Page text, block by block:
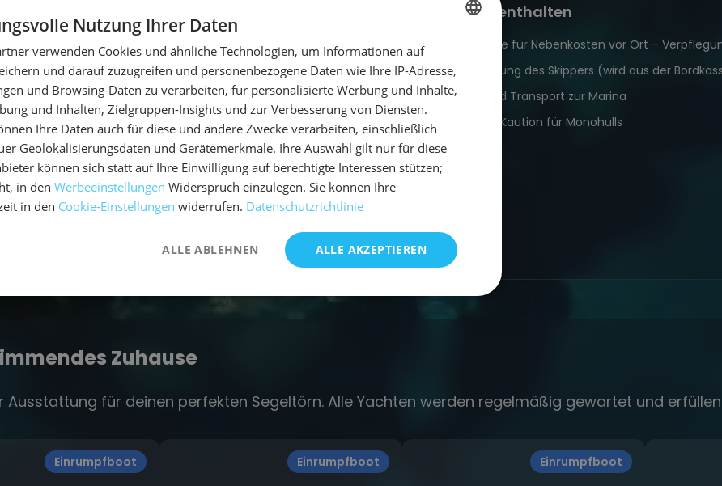
Nicht enthalten
Bordkasse für Nebenkosten vor Ort –
Verpflegung des Skippers (wird aus der
Flüge und Transport zur Marina
100 Euro Kaution für Monohulls
Zuhause
für deinen perfekten Segeltörn. Alle Yachten werden regelmäßig gewartet und
Einrumpfboot Einrumpfboot Einrumpfboot
GERMAN
Nutzung Ihrer Daten
verwenden Cookies und ähnliche Technologien, um Informationen auf
und darauf zuzugreifen und personenbezogene Daten wie Ihre IP-Adresse,
und Browsing-Daten zu verarbeiten, für personalisierte Werbung und Inhalte,
und Inhalten, Zielgruppen-Insights und zur Verbesserung von Diensten.
Ihre Daten auch für diese und andere Zwecke verarbeiten, einschließlich
Geolokalisierungsdaten und Gerätemerkmale. Ihre Auswahl gilt nur für diese
können sich statt auf Ihre Einwilligung auf berechtigte Interessen stützen;
in den Werbeeinstellungen Widerspruch einzulegen. Sie können Ihre
in den Cookie-Einstellungen widerrufen. Datenschutzrichtlinie
ALLE AKZEPTIEREN
ALLE ABLEHNEN